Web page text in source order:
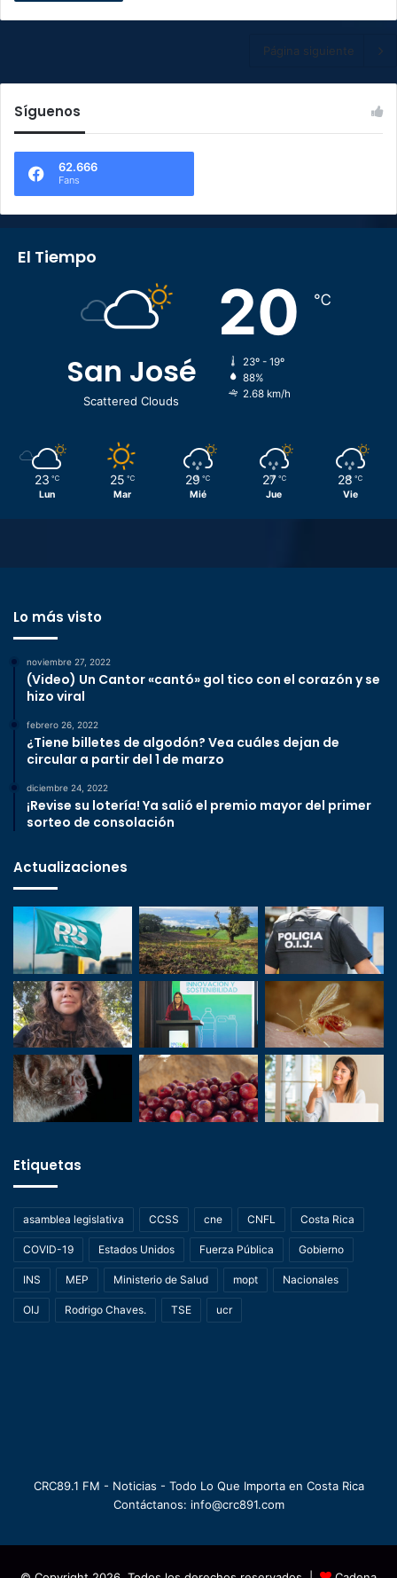
Página siguiente
Síguenos
62.666
Fans
El Tiempo
San José
Scattered Clouds
20 ℃
23º - 19º
88%
2.68 km/h
23 ℃
Lun
25 ℃
Mar
29 ℃
Mié
27 ℃
Jue
28 ℃
Vie
Lo más visto
noviembre 27, 2022
(Video) Un Cantor «cantó» gol tico con el corazón y se
hizo viral
febrero 26, 2022
¿Tiene billetes de algodón? Vea cuáles dejan de
circular a partir del 1 de marzo
diciembre 24, 2022
¡Revise su lotería! Ya salió el premio mayor del primer
sorteo de consolación
Actualizaciones
Etiquetas
asamblea legislativa CCSS cne CNFL Costa Rica
COVID-19 Estados Unidos Fuerza Pública Gobierno
INS MEP Ministerio de Salud mopt Nacionales
OIJ Rodrigo Chaves. TSE ucr
CRC89.1 FM - Noticias - Todo Lo Que Importa en Costa Rica
Contáctanos: info@crc891.com